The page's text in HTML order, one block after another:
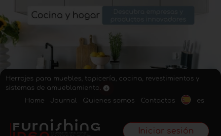
Herrajes para muebles, tapicería, cocina, revestimientos y
sistemas de amueblamiento.
Home
Journal Quienes somos Contactos es
Iniciar sesión